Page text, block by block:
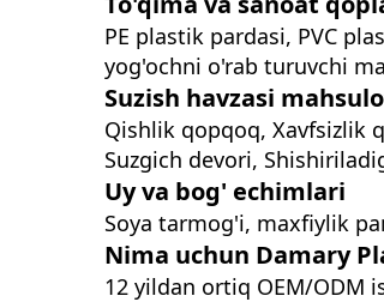
PE plastik pardasi, PVC
yog'ochni o'rab turuvchi
Suzish havzasi
Qishlik qopqoq, Xavfsizlik
Suzgich devori,
Uy va bog' echimlari
Soya tarmog'i, maxfiylik
Nima uchun Damary
12 yildan ortiq OEM/ODM